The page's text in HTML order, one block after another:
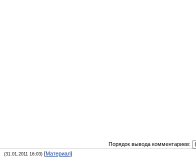
Порядок вывода комментариев:
(31.01.2011 16:03)[Материал]